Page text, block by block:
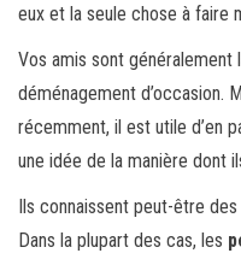
eux et la seule chose à faire
Vos amis sont
déménagement d’occasion.
récemment, il est utile d’en
une idée de la manière dont
Ils connaissent peut-être
Dans la plupart des cas, les